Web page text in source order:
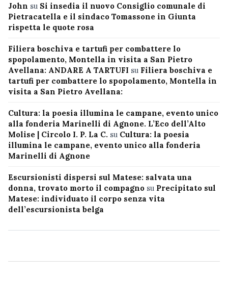
John su Si insedia il nuovo Consiglio comunale di
Pietracatella e il sindaco Tomassone in Giunta
rispetta le quote rosa
Filiera boschiva e tartufi per combattere lo
spopolamento, Montella in visita a San Pietro
Avellana: ANDARE A TARTUFI su Filiera boschiva e
tartufi per combattere lo spopolamento, Montella in
visita a San Pietro Avellana:
Cultura: la poesia illumina le campane, evento unico
alla fonderia Marinelli di Agnone. L’Eco dell’Alto
Molise | Circolo I. P. La C. su Cultura: la poesia
illumina le campane, evento unico alla fonderia
Marinelli di Agnone
Escursionisti dispersi sul Matese: salvata una
donna, trovato morto il compagno su Precipitato sul
Matese: individuato il corpo senza vita
dell’escursionista belga